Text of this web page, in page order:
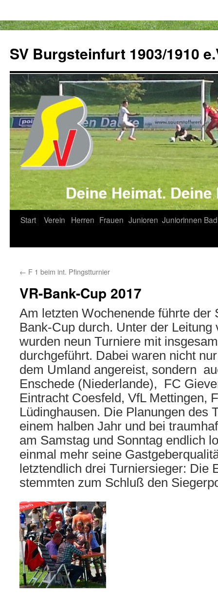
springen
SV Burgsteinfurt 1903/1910
Start Verein Herren Frauen Junioren Juniorinnen
← F 1 beim int. Pfingstturnier
VR-Bank-Cup 2017
Am letzten Wochenende führte der
Bank-Cup durch. Unter der Leitung
wurden neun Turniere mit
durchgeführt. Dabei waren nicht
dem Umland angereist, sondern
Enschede (Niederlande), FC
Eintracht Coesfeld, VfL Mettingen,
Lüdinghausen. Die Planungen des
einem halben Jahr und bei
am Samstag und Sonntag endlich
einmal mehr seine
letztendlich drei Turniersieger: Die
stemmten zum Schluß den